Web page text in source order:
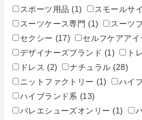
スポーツ用品 (1) スモールサ
スーツケース専門 (1) スーツ
セクシー (17) セルフケアアイ
デザイナーズブランド (1) ト
ドレス (2) ナチュラル (28)
ニットファクトリー (1) ハイ
ハイブランド系 (13)
バレエシューズオンリー (1)